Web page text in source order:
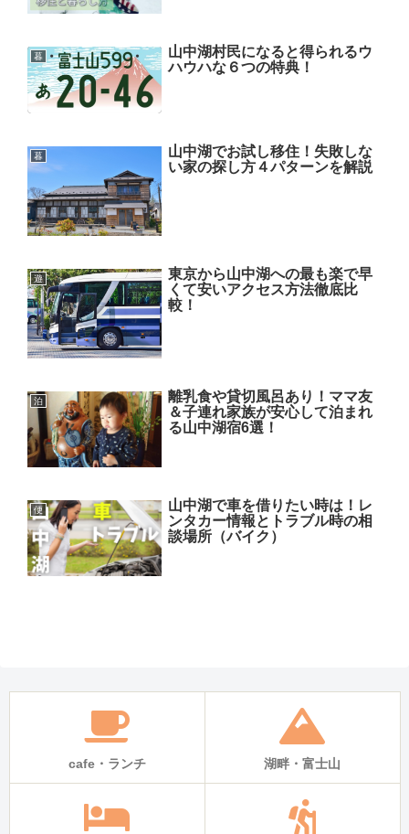
暮
山中湖村民になると得られるウ
ハウハな６つの特典！
暮
山中湖でお試し移住！失敗しな
い家の探し方４パターンを解説
遊
東京から山中湖への最も楽で早
くて安いアクセス方法徹底比
較！
泊
離乳食や貸切風呂あり！ママ友
＆子連れ家族が安心して泊まれ
る山中湖宿6選！
便
山中湖で車を借りたい時は！レ
ンタカー情報とトラブル時の相
談場所（バイク）
cafe・ランチ 湖畔・富士山